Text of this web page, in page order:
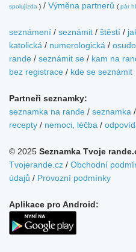
spolujízda ) / Výměna partnerů ( pár
seznámení / seznámit / štěstí /
katolická / numerologická /
rande / seznámit se / kam na
bez registrace / kde se seznámit
Partneři seznamky:
seznamka na rande / seznamka /
recepty / nemoci, léčba /
© 2025 Seznamka Tvoje
Tvojerande.cz / Obchodní
údajů / Provozní podmínky
Aplikace pro Android: